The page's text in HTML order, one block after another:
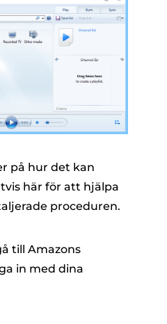
på hur det kan
här för att hjälpa
proceduren.
till Amazons
in med dina